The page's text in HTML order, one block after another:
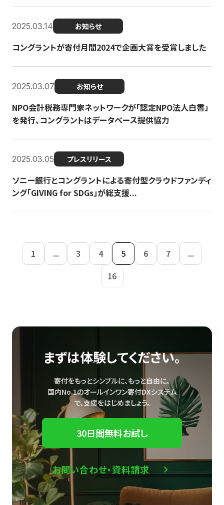
2025.03.14 お知らせ
コングラントが寄付月間2024で企画大賞を受賞しました
2025.03.07 お知らせ
NPO会計税務専門家ネットワークが「認定NPO法人白書」
を発行、コングラントはデータベース提供協力
2025.03.05 プレスリリース
ソニー銀行とコングラントによる寄付型クラウドファンディ
ング「GIVING for SDGs」が総支援...
1 ... 3 4 5 6 7
...
16
まずは体験してください。
寄付をもっとシンプルに、もっと自由に。
国内No.1のオールインワン寄付DXシステム
で、支援をはじめましょう。
30日間無料お試し
お問い合わせ・資料請求